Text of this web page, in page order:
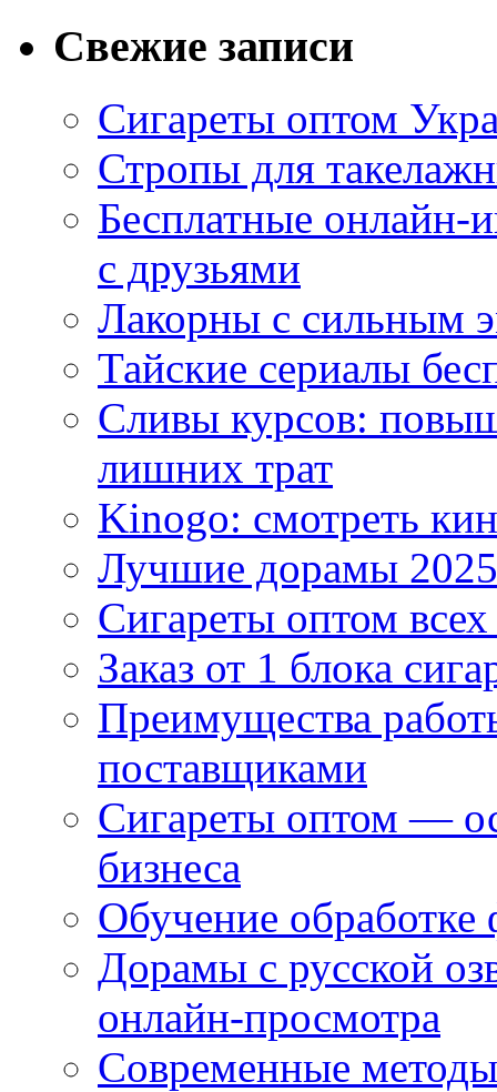
Свежие записи
Сигареты оптом
Стропы для
Бесплатные
с друзьями
Лакорны с сильным
Тайские сериалы
Сливы курсов:
лишних трат
Kinogo: смотреть
Лучшие дорамы
Сигареты оптом
Заказ от 1 блока
Преимущества
поставщиками
Сигареты оптом —
бизнеса
Обучение
Дорамы с русской
онлайн-просмотра
Современные